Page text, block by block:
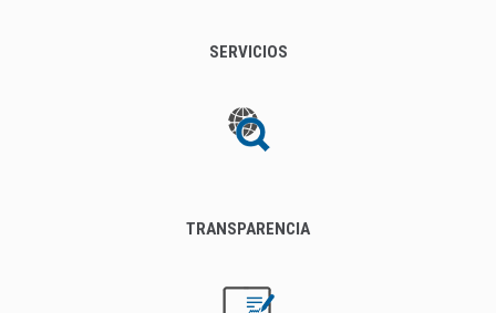
SERVICIOS
TRANSPARENCIA